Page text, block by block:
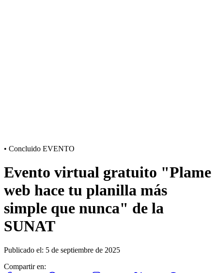
• Concluido EVENTO
Evento virtual gratuito "Plame
web hace tu planilla más
simple que nunca" de la
SUNAT
Publicado el: 5 de septiembre de 2025
Compartir en: